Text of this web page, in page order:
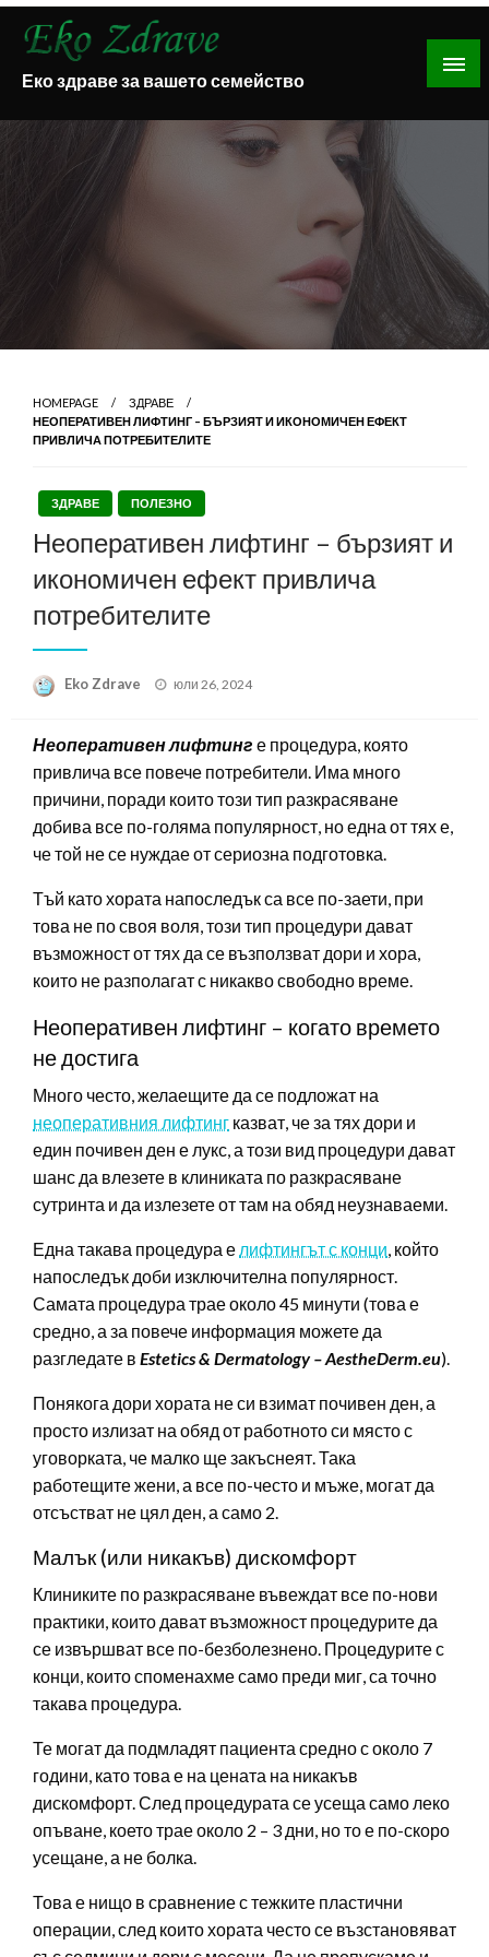
Skip
Еко здраве за вашето семейство
HOMEPAGE
ЗДРАВЕ
НЕОПЕРАТИВЕН ЛИФТИНГ – БЪРЗИЯТ И ИКОНОМИЧЕН ЕФЕКТ
ПРИВЛИЧА ПОТРЕБИТЕЛИТЕ
ЗДРАВЕ ПОЛЕЗНО
Неоперативен лифтинг – бързият и
икономичен ефект привлича
потребителите
Eko Zdrave
Posted
юли 26, 2024
Неоперативен лифтинг е процедура, която
привлича все повече потребители. Има много
причини, поради които този тип разкрасяване
добива все по-голяма популярност, но една от тях е,
че той не се нуждае от сериозна подготовка.
Тъй като хората напоследък са все по-заети, при
това не по своя воля, този тип процедури дават
възможност от тях да се възползват дори и хора,
които не разполагат с никакво свободно време.
Неоперативен лифтинг – когато времето
не достига
Много често, желаещите да се подложат на
неоперативния лифтинг казват, че за тях дори и
един почивен ден е лукс, а този вид процедури дават
шанс да влезете в клиниката по разкрасяване
сутринта и да излезете от там на обяд неузнаваеми.
Една такава процедура е лифтингът с конци , който
напоследък доби изключителна популярност.
Самата процедура трае около 45 минути (това е
средно, а за повече информация можете да
разгледате в Estetics & Dermatology – AestheDerm.eu).
Понякога дори хората не си взимат почивен ден, а
просто излизат на обяд от работното си място с
уговорката, че малко ще закъснеят. Така
работещите жени, а все по-често и мъже, могат да
отсъстват не цял ден, а само 2.
Малък (или никакъв) дискомфорт
Клиниките по разкрасяване въвеждат все по-нови
практики, които дават възможност процедурите да
се извършват все по-безболезнено. Процедурите с
конци, които споменахме само преди миг, са точно
такава процедура.
Те могат да подмладят пациента средно с около 7
години, като това е на цената на никакъв
дискомфорт. След процедурата се усеща само леко
опъване, което трае около 2 – 3 дни, но то е по-скоро
усещане, а не болка.
Това е нищо в сравнение с тежките пластични
операции, след които хората често се възстановяват